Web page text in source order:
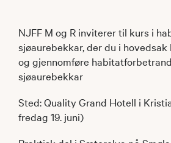
NJFF M og R inviterer til kurs i
sjøaurebekkar, der du i
og gjennomføre
sjøaurebekkar
Sted: Quality Grand Hotell i
fredag 19. juni)